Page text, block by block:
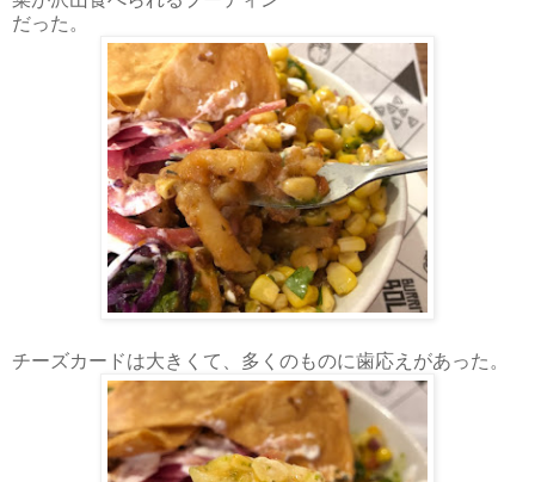
だった。
チーズカードは大きくて、多くのものに歯応えがあった。